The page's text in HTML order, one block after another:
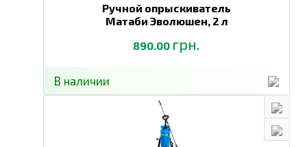
Ручной опрыскиватель
Матаби Эволюшен, 2 л
890.00 грн.
В наличии